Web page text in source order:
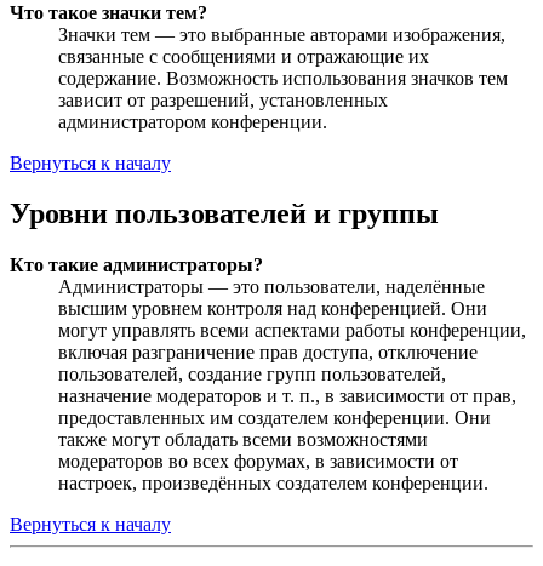
Что такое значки тем?
Значки тем — это выбранные авторами изображения,
связанные с сообщениями и отражающие их
содержание. Возможность использования значков тем
зависит от разрешений, установленных
администратором конференции.
Вернуться к началу
Уровни пользователей и группы
Кто такие администраторы?
Администраторы — это пользователи, наделённые
высшим уровнем контроля над конференцией. Они
могут управлять всеми аспектами работы конференции,
включая разграничение прав доступа, отключение
пользователей, создание групп пользователей,
назначение модераторов и т. п., в зависимости от прав,
предоставленных им создателем конференции. Они
также могут обладать всеми возможностями
модераторов во всех форумах, в зависимости от
настроек, произведённых создателем конференции.
Вернуться к началу